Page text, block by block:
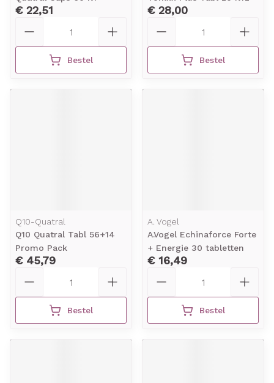
€ 22,51
Bestel
€ 28,00
Bestel
Q10-Quatral
Q10 Quatral Tabl 56+14
Promo Pack
€ 45,79
Bestel
A. Vogel
A.Vogel Echinaforce Forte
+ Energie 30 tabletten
€ 16,49
Bestel